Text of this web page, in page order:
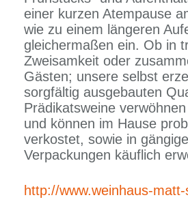
einer kurzen Atempause
wie zu einem längeren
gleichermaßen ein. Ob in
Zweisamkeit oder
Gästen; unsere selbst
sorgfältig ausgebauten
Prädikatsweine
und können im Hause
verkostet, sowie in
Verpackungen käuflich
http://www.weinhaus-